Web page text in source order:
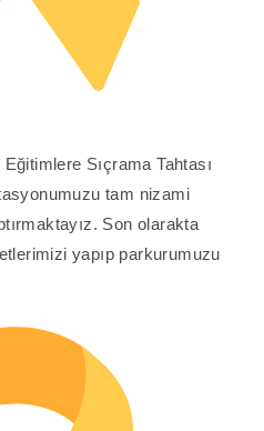
Sıçrama Tahtası
tam nizami
Son olarakta
yapıp parkurumuzu